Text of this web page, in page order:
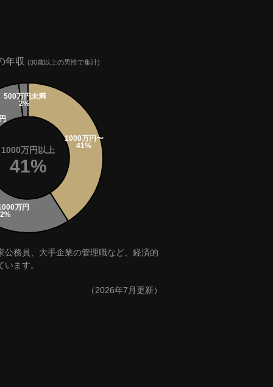
年収 (30歳以上の男性で集計)
1000万円以上
41%
公務員、大手企業の管理職など、経済的
ます。
（2026年7月更新）